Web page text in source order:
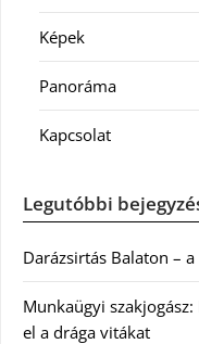
Képek
Panoráma
Kapcsolat
Legutóbbi
Darázsirtás Balaton –
Munkaügyi
el a drága vitákat